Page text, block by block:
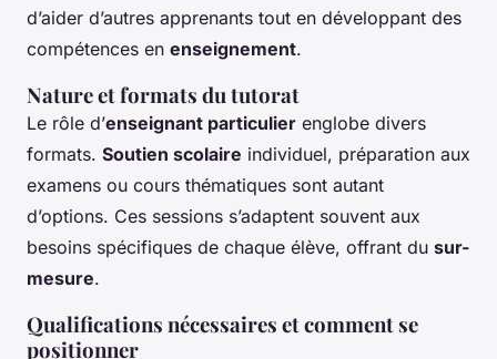
d’aider d’autres apprenants tout en développant des
compétences en enseignement.
Nature et formats du tutorat
Le rôle d’enseignant particulier englobe divers
formats. Soutien scolaire individuel, préparation aux
examens ou cours thématiques sont autant
d’options. Ces sessions s’adaptent souvent aux
besoins spécifiques de chaque élève, offrant du sur-
mesure.
Qualifications nécessaires et comment se
positionner